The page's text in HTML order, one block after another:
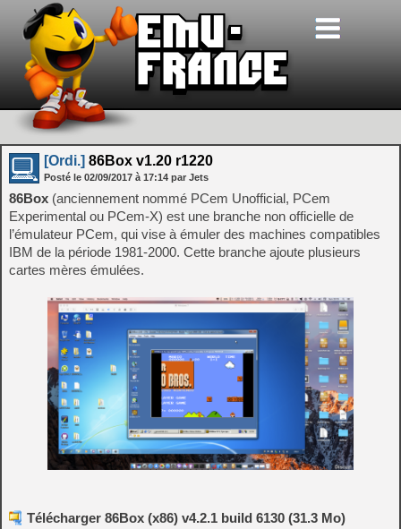
[Ordi.] 86Box v1.20 r1220
Posté le 02/09/2017 à 17:14 par Jets
86Box (anciennement nommé PCem Unofficial, PCem
Experimental ou PCem-X) est une branche non officielle de
l’émulateur PCem, qui vise à émuler des machines compatibles
IBM de la période 1981-2000. Cette branche ajoute plusieurs
cartes mères émulées.
Télécharger 86Box (x86) v4.2.1 build 6130 (31.3 Mo)